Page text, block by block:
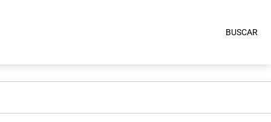
BUSCAR